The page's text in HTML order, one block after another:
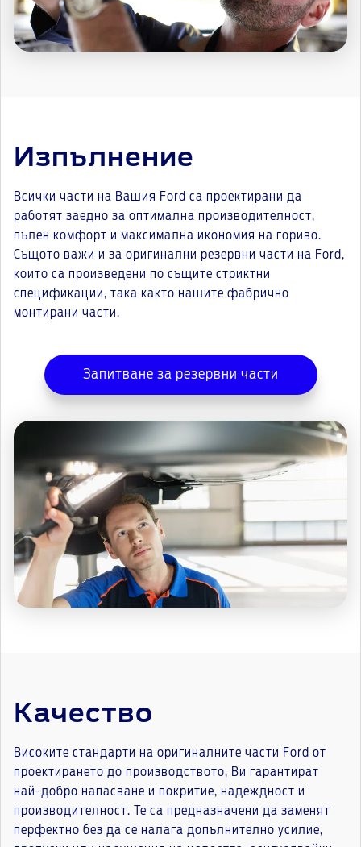
Изпълнение
Всички части на Вашия Ford са проектирани да
работят заедно за оптимална производителност,
пълен комфорт и максимална икономия на гориво.
Същото важи и за оригинални резервни части на Ford,
които са произведени по същите стриктни
спецификации, така както нашите фабрично
монтирани части.
Запитване за резервни части
Качество
Високите стандарти на оригиналните части Ford от
проектирането до производството, Ви гарантират
най-добро напасване и покритие, надеждност и
производителност. Те са предназначени да заменят
перфектно без да се налага допълнително усилие,